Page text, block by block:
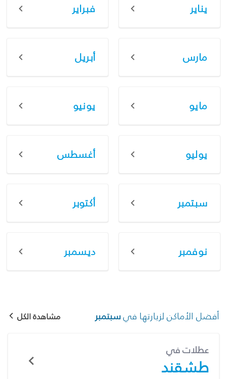
يناير فبراير
مارس أبريل
مايو يونيو
يوليو أغسطس
سبتمبر أكتوبر
نوفمبر ديسمبر
أفضل الأماكن لزيارتها فيسبتمبر مشاهدة الكل
عطلات في
طشقند